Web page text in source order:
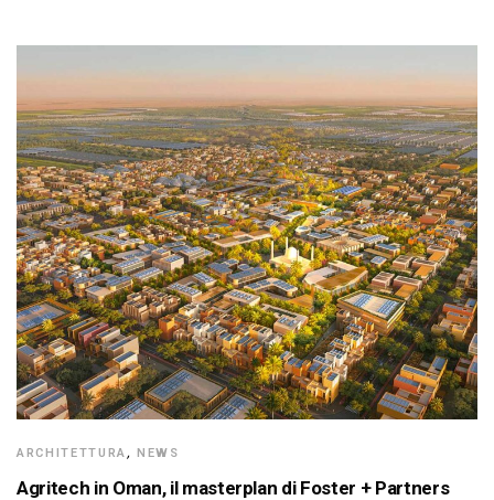
ARCHITETTURA,NEWS
Agritech in Oman, il masterplan di Foster + Partners